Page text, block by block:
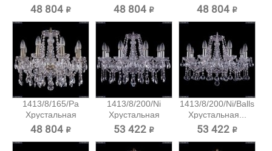
подвесная...
48 804 ₽ 48 804 ₽ 48 804 ₽
1413/8/165/Pa
Хрустальная
подвесная...
48 804 ₽
1413/8/200/Ni
Хрустальная
подвесная...
53 422 ₽
1413/8/200/Ni/Balls
Хрустальная...
53 422 ₽